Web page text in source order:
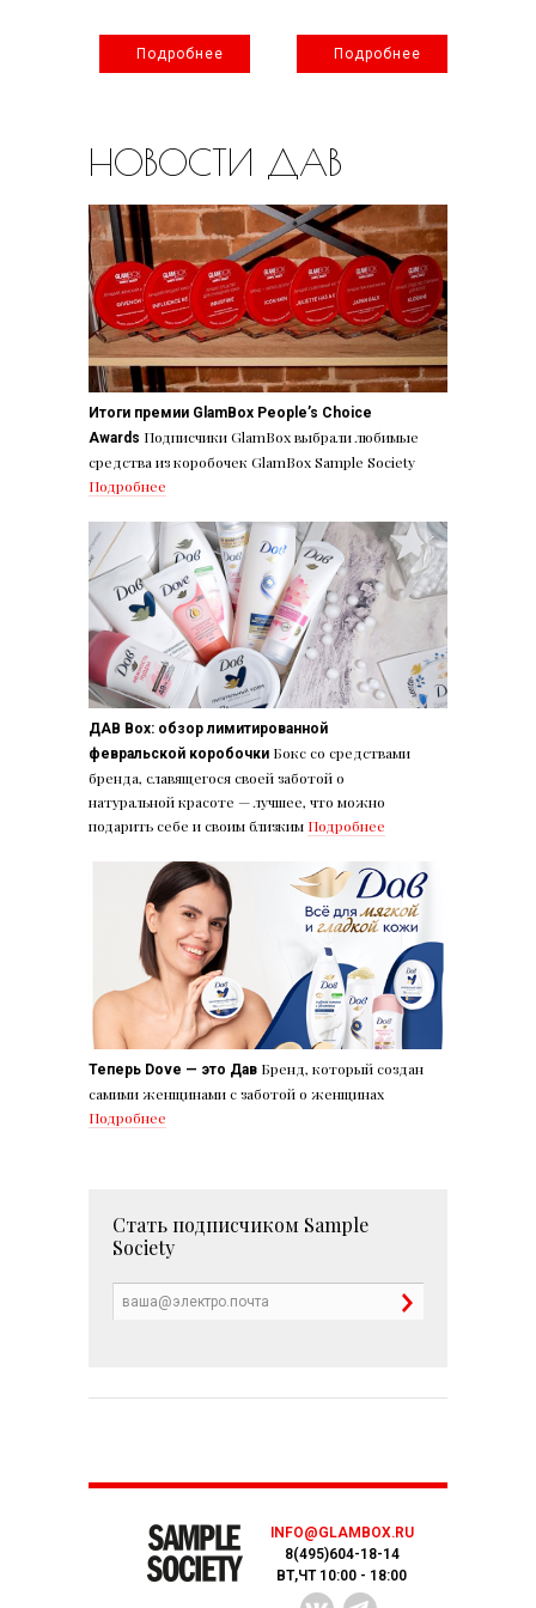
Подробнее Подробнее
НОВОСТИ ДАВ
Итоги премии GlamBox People’s Choice
Awards Подписчики GlamBox выбрали любимые
средства из коробочек GlamBox Sample Society
Подробнее
ДАВ Box: обзор лимитированной
февральской коробочки Бокс со средствами
бренда, славящегося своей заботой о
натуральной красоте — лучшее, что можно
подарить себе и своим близким Подробнее
Теперь Dove — это Дав Бренд, который создан
самими женщинами с заботой о женщинах
Подробнее
Стать подписчиком Sample
Society
INFO@GLAMBOX.RU
8(495)604-18-14
ВТ,ЧТ 10:00 - 18:00